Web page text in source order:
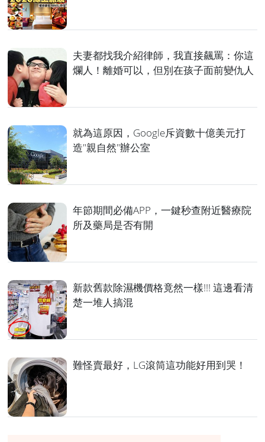
夫妻都找我介紹律師，我直接飆罵：你這
爛人！離婚可以，但別在孩子面前變仇人
就為這原因，Google斥資數十億美元打
造"親自然"辦公室
年節期間必備APP，一鍵秒查附近醫療院
所及藥局是否有開
新款舊款除濕機價格竟然一樣!!! 這邊看清
楚一堆人搞混
難怪賣最好，LG滾筒這功能好用到哭！